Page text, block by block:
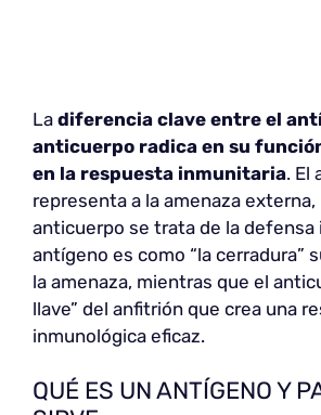
La diferencia clave entre el
anticuerpo radica en su
en la respuesta inmunitaria. El
representa a la amenaza
anticuerpo se trata de la defensa
antígeno es como “la cerradura”
la amenaza, mientras que el
llave” del anfitrión que crea una
inmunológica eficaz.
QUÉ ES UN ANTÍGENO Y